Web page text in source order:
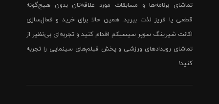
تماشای برنامه‌ها و مسابقات مورد علاقه‌تان بدون هیچ‌گونه
قطعی یا فریز لذت ببرید. همین حالا برای خرید و فعال‌سازی
اکانت شیرینگ سوپر سیسیکم اقدام کنید و تجربه‌ای بی‌نظیر از
تماشای رویدادهای ورزشی و پخش فیلم‌های سینمایی را تجربه
کنید!